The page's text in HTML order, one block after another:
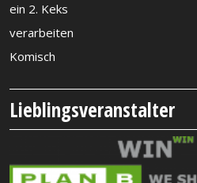
ein 2. Keks
verarbeiten
Komisch
Lieblingsveranstalter